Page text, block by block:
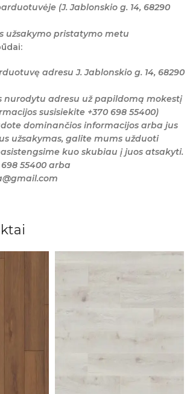
(J. Jablonskio g. 14, 68290
užsakymo pristatymo metu
adresu J. Jablonskio g. 14, 68290
nurodytu adresu už papildomą mokestį
susisiekite +370 698 55400)
dominančios informacijos arba jus
užsakymas, galite mums užduoti
kuo skubiau į juos atsakyti.
55400 arba